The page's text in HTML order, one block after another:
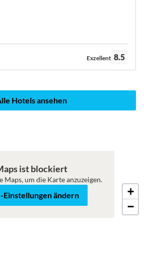
Bewertung:
Exzellent 8.5
Hotels ansehen
+
−
ist blockiert
Maps, um die Karte anzuzeigen.
ändern